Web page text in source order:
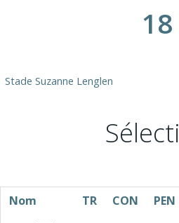
18
Stade Suzanne Lenglen
Nom TR CON PEN